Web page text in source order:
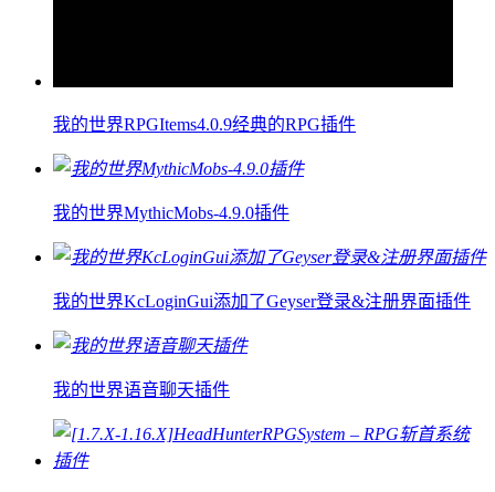
我的世界RPGItems4.0.9经典的RPG插件
我的世界MythicMobs-4.9.0插件
我的世界KcLoginGui添加了Geyser登录&注册界面插件
我的世界语音聊天插件